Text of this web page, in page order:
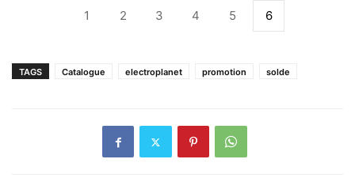
1 2 3 4 5 6
TAGS Catalogue electroplanet promotion solde